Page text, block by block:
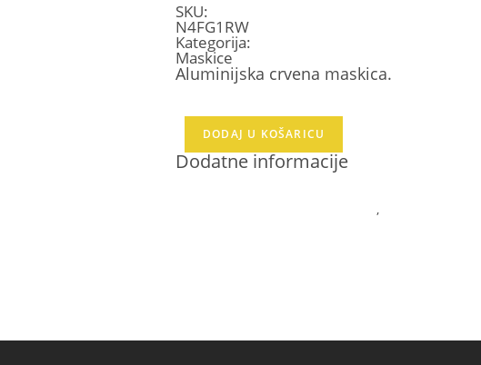
SKU:
N4FG1RW
Kategorija:
Maskice
Aluminijska crvena maskica.
DODAJ U KOŠARICU
Dodatne informacije
,